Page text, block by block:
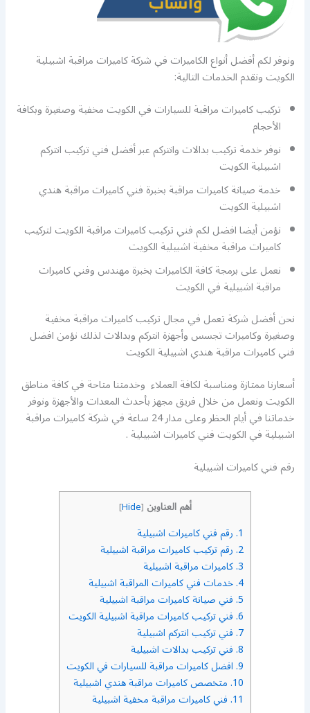
ونوفر لكم أفضل أنواع الكاميرات في شركة كاميرات مراقبة اشبيلية
الكويت ونقدم الخدمات التالية:
تركيب كاميرات مراقبة للسيارات في الكويت مخفية وصغيرة وبكافة
الأحجام
نوفر خدمة تركيب بدالات وانتركم عبر أفضل فني تركيب انتركم
اشبيلية الكويت
خدمة صيانة كاميرات مراقبة بخبرة فني كاميرات مراقبة هندي
اشبيلية الكويت
نؤمن أيضا افضل لكم فني تركيب كاميرات مراقبة الكويت لتركيب
كاميرات مراقبة مخفية اشبيلية الكويت
نعمل على برمجة كافة الكاميرات بخبرة مهندس وفني كاميرات
مراقبة اشبيلية في الكويت
نحن أفضل شركة تعمل في مجال تركيب كاميرات مراقبة مخفية
وصغيرة وكاميرات تجسس وأجهزة انتركم وبدالات لذلك نؤمن افضل
فني كاميرات مراقبة هندي اشبيلية الكويت
أسعارنا ممتازة ومناسبة لكافة العملاء وخدمتنا متاحة في كافة مناطق
الكويت ونعمل من خلال فريق مجهز بأحدث المعدات والأجهزة ونوفر
خدماتنا في أيام الحظر وعلى مدار 24 ساعة في شركة كاميرات مراقبة
اشبيلية في الكويت فني كاميرات اشبيلية .
رقم فني كاميرات اشبيلية
أهم العناوين [
Hide
]
1. رقم فني كاميرات اشبيلية
2. رقم تركيب كاميرات مراقبة اشبيلية
3. كاميرات مراقبة اشبيلية
4. خدمات فني كاميرات المراقبة اشبيلية
5. فني صيانة كاميرات مراقبة اشبيلية
6. فني تركيب كاميرات مراقبة اشبيلية الكويت
7. فني تركيب انتركم اشبيلية
8. فني تركيب بدالات اشبيلية
9. افضل كاميرات مراقبة للسيارات في الكويت
10. متخصص كاميرات مراقبة هندي اشبيلية
11. فني كاميرات مراقبة مخفية اشبيلية